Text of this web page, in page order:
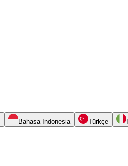
Bahasa Indonesia Türkçe